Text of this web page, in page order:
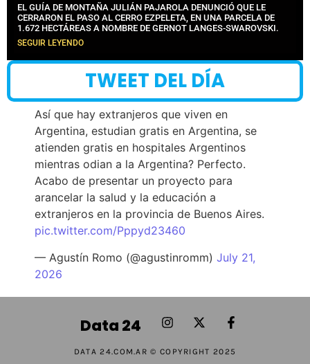
EL GUÍA DE MONTAÑA JULIÁN PAJAROLA DENUNCIÓ QUE LE
CERRARON EL PASO AL CERRO EZPELETA, EN UNA PARCELA DE
1.672 HECTÁREAS A NOMBRE DE GERNOT LANGES-SWAROVSKI.
SEGUIR LEYENDO
TWEET DEL DÍA
Así que hay extranjeros que viven en
Argentina, estudian gratis en Argentina, se
atienden gratis en hospitales Argentinos
mientras odian a la Argentina? Perfecto.
Acabo de presentar un proyecto para
arancelar la salud y la educación a
extranjeros en la provincia de Buenos Aires.
pic.twitter.com/Pppyd23460
— Agustín Romo (@agustinromm) July 21,
2026
Data 24
DATA 24.COM.AR © COPYRIGHT 2025